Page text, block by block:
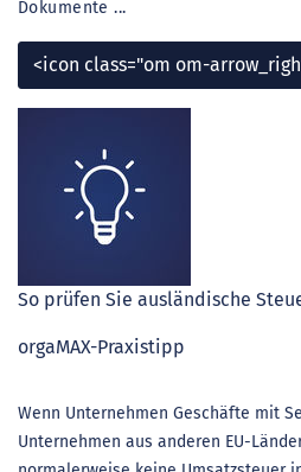
Dokumente ...
<icon class="om om-
So prüfen Sie ausländische
orgaMAX-Praxistipp
Wenn Unternehmen Geschäfte mit
Unternehmen aus anderen EU-